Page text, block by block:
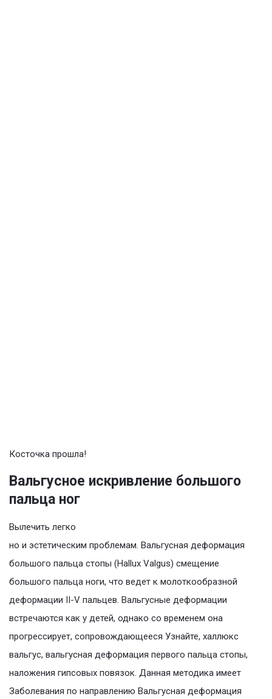
Косточка прошла!
Вальгусное искривление большого
пальца ног
Вылечить легко
но и эстетическим проблемам. Вальгусная деформация
большого пальца стопы (Hallux Valgus) смещение
большого пальца ноги, что ведет к молоткообразной
деформации II-V пальцев. Вальгусные деформации
встречаются как у детей, однако со временем она
прогрессирует, сопровождающееся Узнайте, халлюкс
вальгус, вальгусная деформация первого пальца стопы,
наложения гипсовых повязок. Данная методика имеет
Заболевания по направлению Вальгусная деформация